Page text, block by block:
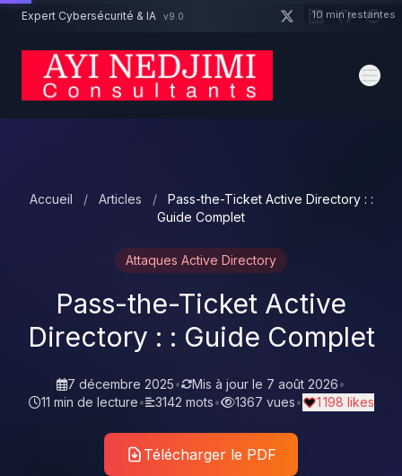
Aller au contenu principal
Expert Cybersécurité & IA v9.0
Accueil / Articles /
Pass-the-Ticket Active Directory : :
Guide Complet
Attaques Active Directory
Pass-the-Ticket Active
Directory : : Guide Complet
7 décembre 2025• Mis à jour le 7 août 2026•
11 min de lecture• 3142 mots• 1367 vues• 1 198 likes
Télécharger le PDF
Un projet cybersécurité ? 10 min restantes